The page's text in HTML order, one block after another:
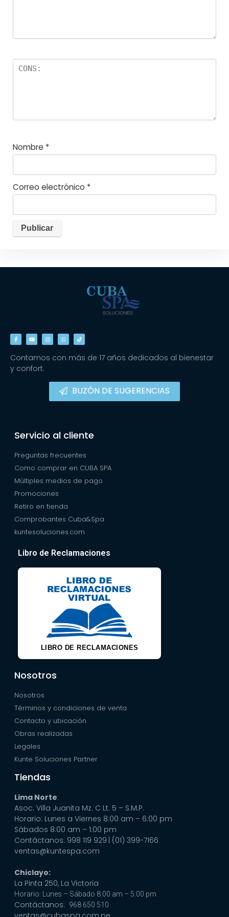
Nombre *
Correo electrónico *
Contamos con más de 17 años dedicados al bienestar
y confort.
BUZÓN DE SUGERENCIAS
Servicio al cliente
Preguntas frecuentes
Como comprar en CUBA SPA
Múltiples medios de pago
Promociones
Retiro en tienda
Comprobantes Cuba&Spa
kuntesoluciones.com
Libro de Reclamaciones
LIBRO DE RECLAMACIONES
Nosotros
Nosotros
Términos y condiciones de venta
Contacto y ubicación
Obras realizadas
Legales
Kunte Soluciones Partner
Tiendas
Lima Norte:
Asoc. Villa Juanita Mz. C Lt. 5 – S.M.P.
Horario: Lunes a Viernes 8:00 am – 6:00 pm
Sábados 8:00 am – 1:00 pm
Contáctanos: 998 119 929 | (01) 399-7166
ventas@kuntespa.com
Chiclayo:
La Pinta 250, La Victoria
Horario: Lunes – Sábado 8:00 am – 5:00 pm
Contáctanos: 968 650 510